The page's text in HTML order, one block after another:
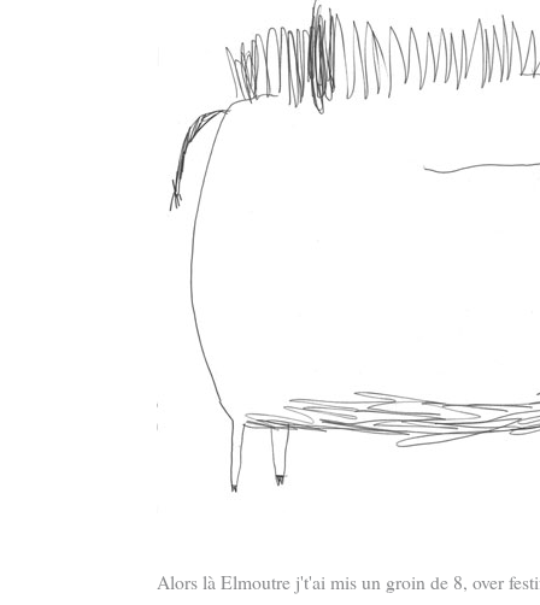
Alors là Elmoutre j't'ai mis un groin de 8, over